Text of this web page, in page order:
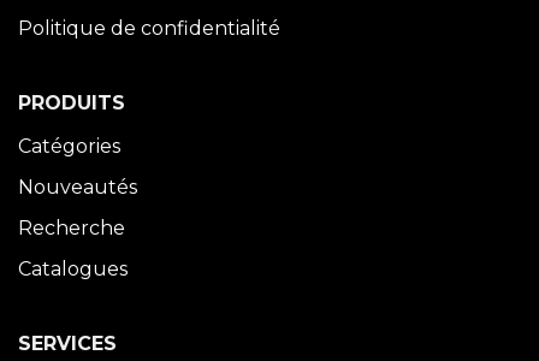
Politique de confidentialité
PRODUITS
Catégories
Nouveautés
Recherche
Catalogues
SERVICES